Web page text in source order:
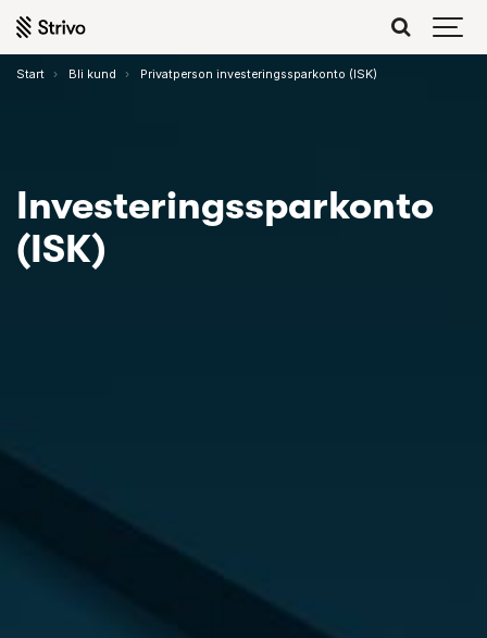
Start Bli kund Privatperson investeringssparkonto (ISK)
Investerings­sparkonto
(ISK)